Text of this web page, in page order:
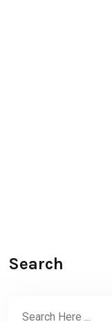
Search